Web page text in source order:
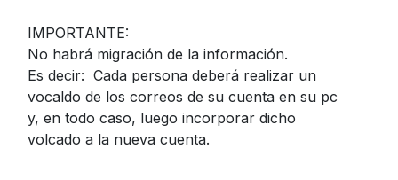
IMPORTANTE:
No habrá migración de la información.
Es decir: Cada persona deberá realizar un
vocaldo de los correos de su cuenta en su pc
y, en todo caso, luego incorporar dicho
volcado a la nueva cuenta.